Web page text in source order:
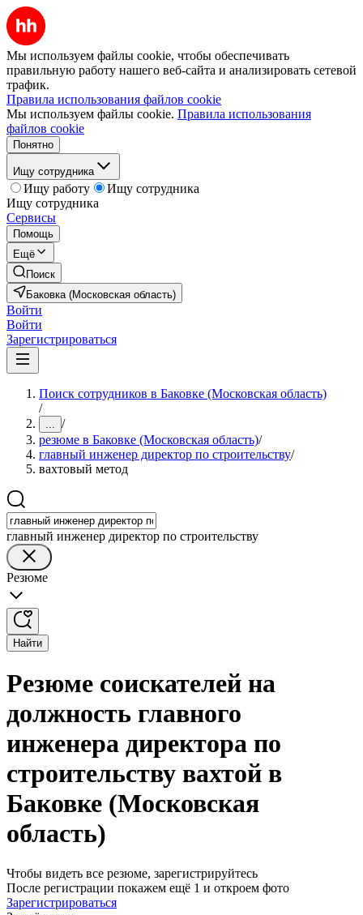
Мы используем файлы cookie, чтобы обеспечивать
правильную работу нашего веб-сайта и анализировать сетевой
трафик.
Правила использования файлов cookie
Мы используем файлы cookie. Правила использования
файлов cookie
Понятно
Ищу сотрудника
Ищу работу
Ищу сотрудника
Ищу сотрудника
Сервисы
Помощь
Ещё
Поиск
Баковка (Московская область)
Войти
Войти
Зарегистрироваться
Поиск сотрудников в Баковке (Московская область)
/
... /
резюме в Баковке (Московская область)/
главный инженер директор по строительству/
вахтовый метод
главный инженер директор по строительству
Резюме
Найти
Резюме соискателей на
должность главного
инженера директора по
строительству вахтой в
Баковке (Московская
область)
Чтобы видеть все резюме, зарегистрируйтесь
После регистрации покажем ещё 1 и откроем фото
Зарегистрироваться